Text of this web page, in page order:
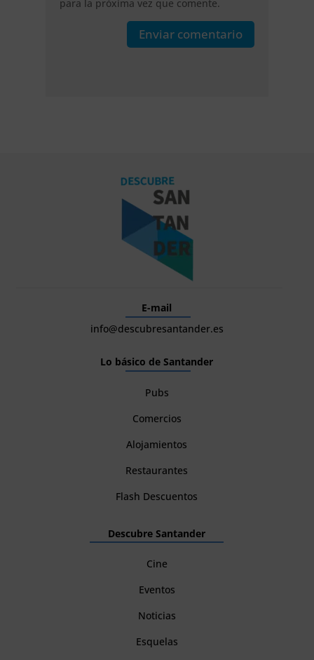
para la próxima vez que comente.
Enviar comentario
E-mail
info@descubresantander.es
Lo básico de Santander
Pubs
Comercios
Alojamientos
Restaurantes
Flash Descuentos
Descubre Santander
Cine
Eventos
Noticias
Esquelas